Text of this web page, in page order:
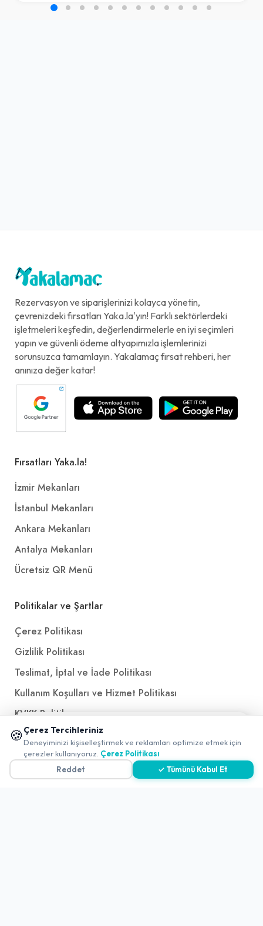
Rezervasyon ve siparişlerinizi kolayca yönetin,
çevrenizdeki fırsatları Yaka.la'yın! Farklı sektörlerdeki
işletmeleri keşfedin, değerlendirmelerle en iyi seçimleri
yapın ve güvenli ödeme altyapımızla işlemlerinizi
sorunsuzca tamamlayın. Yakalamaç fırsat rehberi, her
anınıza değer katar!
Fırsatları Yaka.la!
İzmir Mekanları
İstanbul Mekanları
Ankara Mekanları
Antalya Mekanları
Ücretsiz QR Menü
Politikalar ve Şartlar
Çerez Politikası
Gizlilik Politikası
Teslimat, İptal ve İade Politikası
Kullanım Koşulları ve Hizmet Politikası
KVKK Politikası
Kişisel Verileri Aydınlatma Metni
Referanslarımız
🍪 Çerez Tercihleriniz
Deneyiminizi kişiselleştirmek ve reklamları optimize etmek için
çerezler kullanıyoruz. Çerez Politikası
Reddet
✓ Tümünü Kabul Et
📱 Mobil uygulamamızı keşfedin!
✖